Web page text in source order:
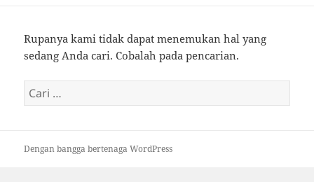
Rupanya kami tidak dapat menemukan hal yang
sedang Anda cari. Cobalah pada pencarian.
Cari
untuk:
Dengan bangga bertenaga WordPress